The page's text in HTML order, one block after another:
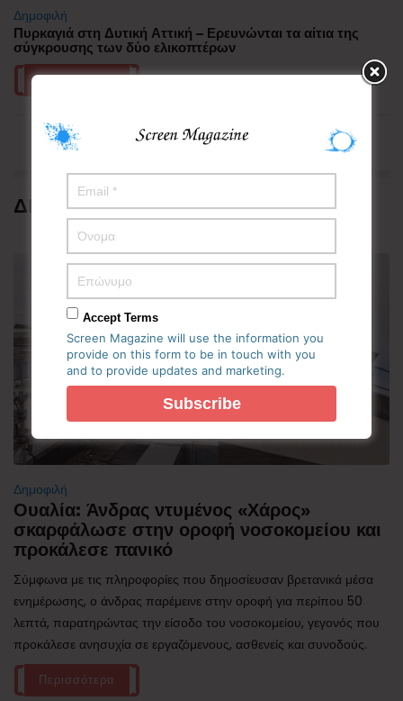
Δημοφιλή
Πυρκαγιά στη Δυτική Αττική – Ερευνώνται τα αίτια της
σύγκρουσης των δύο ελικοπτέρων
Περισσότερα
ΔΗΜΟΦΙΛΗ
Δημοφιλή
Ουαλία: Άνδρας ντυμένος «Χάρος»
σκαρφάλωσε στην οροφή νοσοκομείου και
προκάλεσε πανικό
Σύμφωνα με τις πληροφορίες που δημοσίευσαν βρετανικά μέσα
ενημέρωσης, ο άνδρας παρέμεινε στην οροφή για περίπου 50
λεπτά, παρατηρώντας την είσοδο του νοσοκομείου, γεγονός που
προκάλεσε ανησυχία σε εργαζόμενους, ασθενείς και συνοδούς.
Περισσότερα
Accept Terms
Screen Magazine will use the information you
provide on this form to be in touch with you
and to provide updates and marketing.